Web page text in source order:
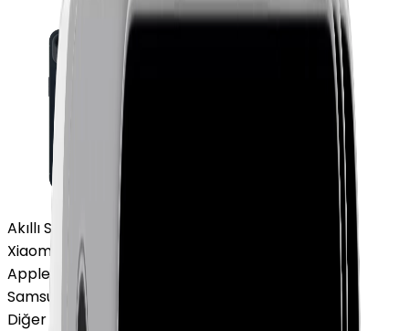
Akıllı Saat ve Bileklik
Xiaomi Akıllı Saat
Apple Watch
Samsung Watch
Diğer Markalar